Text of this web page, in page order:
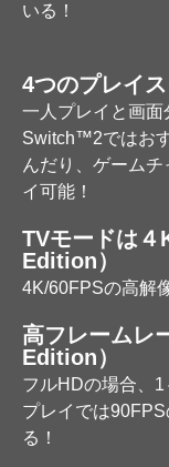
いる！
4つのプレイ
一人プレイと画
Switch™2ではお
んだり、ゲーム
イ可能！
TVモードは
Edition）
4K/60FPSの高解
高フレームレ
Edition）
フルHDの場合、
プレイでは
る！